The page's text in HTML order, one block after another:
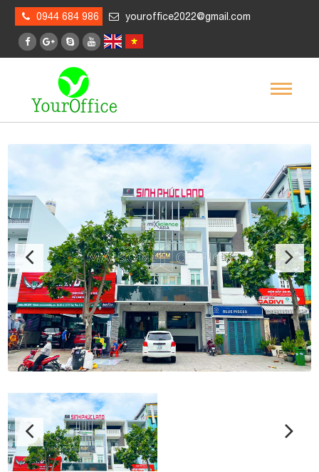
0944 684 986 youroffice2022@gmail.com